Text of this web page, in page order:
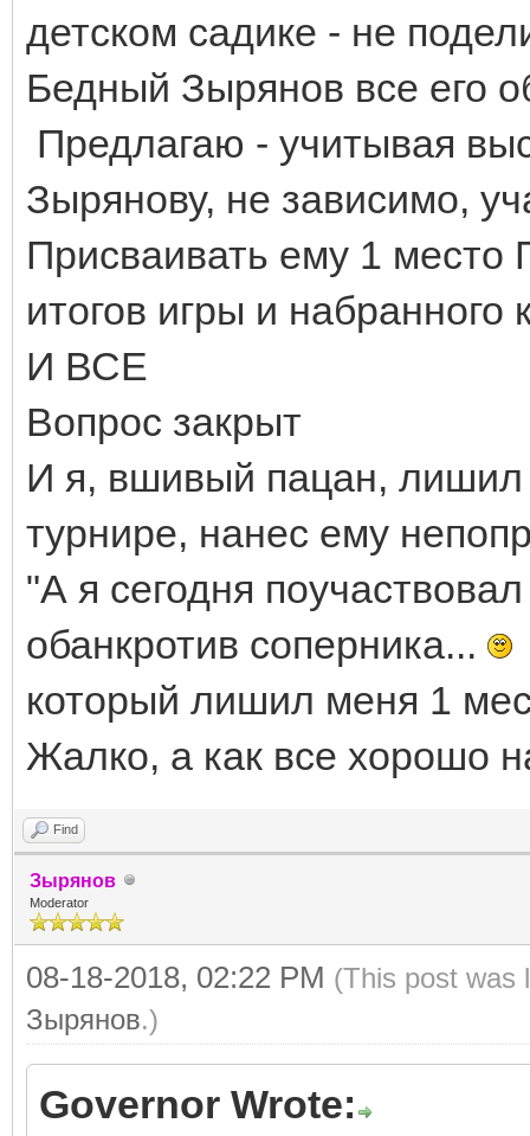
детском садике - не
Бедный Зырянов все его
Предлагаю - учитывая
Зырянову, не зависимо,
Присваивать ему 1
итогов игры и набранного
И ВСЕ
Вопрос закрыт
И я, вшивый пацан, лишил
турнире, нанес ему
"А я сегодня
обанкротив соперника...
который лишил меня 1
Жалко, а как все хорошо
Find
Зырянов
Moderator
08-18-2018, 02:22 PM (This post was
Зырянов.)
Governor Wrote: